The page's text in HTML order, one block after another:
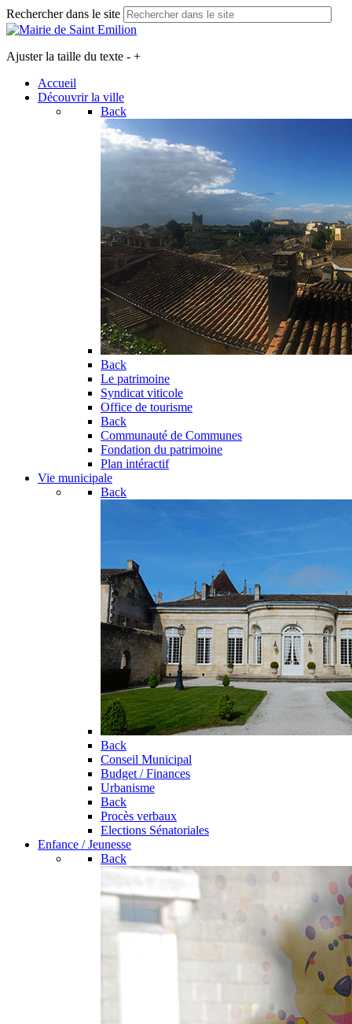
Rechercher dans le site
Ajuster la taille du texte - +
Accueil
Découvrir la ville
Back
Back
Le patrimoine
Syndicat viticole
Office de tourisme
Back
Communauté de Communes
Fondation du patrimoine
Plan intéractif
Vie municipale
Back
Back
Conseil Municipal
Budget / Finances
Urbanisme
Back
Procès verbaux
Elections Sénatoriales
Enfance / Jeunesse
Back